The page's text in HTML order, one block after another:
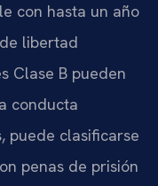
con hasta un año
libertad
Clase B pueden
conducta
puede clasificarse
penas de prisión